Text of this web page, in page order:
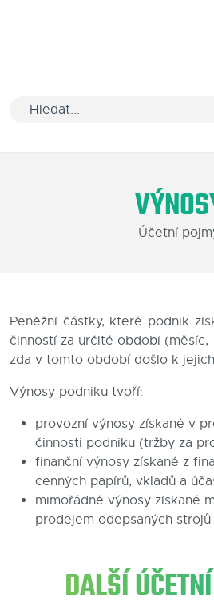
Varianty
Kariéra
Partneři
Kontakty
Účetní
Peněžní částky, které podnik
činností za určité období
zda v tomto období došlo k
Výnosy podniku tvoří:
provozní výnosy získané v
činnosti podniku (tržby za
finanční výnosy získané z
cenných papírů, vkladů a
mimořádné výnosy získané
prodejem odepsaných strojů
DALŠÍ